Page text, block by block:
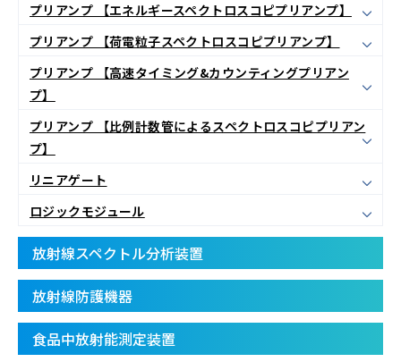
プリアンプ 【エネルギースペクトロスコピプリアンプ】
プリアンプ 【荷電粒子スペクトロスコピプリアンプ】
プリアンプ 【高速タイミング&カウンティングプリアン
プ】
プリアンプ 【比例計数管によるスペクトロスコピプリアン
プ】
リニアゲート
ロジックモジュール
放射線スペクトル分析装置
放射線防護機器
食品中放射能測定装置